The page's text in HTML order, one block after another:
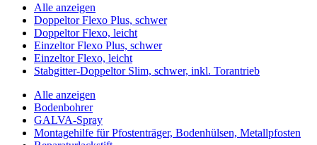
Alle anzeigen
Doppeltor Flexo Plus, schwer
Doppeltor Flexo, leicht
Einzeltor Flexo Plus, schwer
Einzeltor Flexo, leicht
Stabgitter-Doppeltor Slim, schwer, inkl. Torantrieb
Alle anzeigen
Bodenbohrer
GALVA-Spray
Montagehilfe für Pfostenträger, Bodenhülsen, Metallpfosten